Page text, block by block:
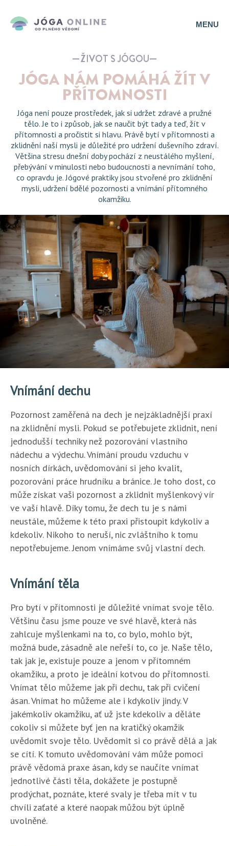
MENU
ŽIVOT S JÓGOU
JÓGA NÁM POMÁHÁ ŽÍT V
PŘÍTOMNOSTI
Jóga není pouze prostředek, jak si udržet zdravé a pružné
tělo. Je to i způsob, jak se naučit být tady a teď, žít v
přítomnosti a pročistit si hlavu. Právě bytí v přítomnosti a
zklidnění naší mysli je důležité pro udržení duševního zdraví.
Většina stresu dnešní doby pochází z neustálého myšlení,
přebývání v minulosti nebo budoucnosti a nevnímání toho,
co opravdu je. Jógové praktiky jsou stvořené pro zklidnění
mysli, udržení bdělé pozornosti a vnímání přítomného
okamžiku.
Vnímání dechu
Pozornost zaměřená na dech je nejzákladnější praxí
na zklidnění mysli. Pokud se potřebujete zklidnit, není
jednodušší techniky než pozorování vlastního
nádechu a výdechu. Vnímání proudu vzduchu v
nosních dírkách, uvědomování si jeho kvalit,
pozorování práce hrudníku a bránice. Je toho dost, co
může získat vaši pozornost a zklidnit myšlenkový vír
ve vaší hlavě. Díky tomu, že dech tu je s námi
neustále, můžeme k této praxi přistoupit kdykoliv a
kdekoliv. Nikoho to neruší, nic zvláštního k tomu
nepotřebujeme. Jenom vnímáme svůj vlastní dech.
Vnímání těla
Pro bytí v přítomnosti je důležité vnímat svoje tělo.
Většinu času jsme pouze ve své hlavě, která nás
zahlcuje myšlenkami na to, co bylo, mohlo být,
možná bude, zásadně ale neřeší to, co je. Naše tělo,
tak jak je, existuje pouze a jenom v přítomném
okamžiku, a proto je ideální kotvou do přítomnosti.
Vnímat tělo můžeme jak při dechu, tak při cvičení
ásan. Vnímat ho můžeme ale i kdykoliv jindy. V
jakémkoliv okamžiku, ať už jste kdekoliv a děláte
cokoliv si můžete byť jen na kratičký okamžik
uvědomit svoje tělo. Uvědomit si co právě dělá a jak
se cítí. K tomuto uvědomování vám může pomoci
právě vědomá praxe ásan, kdy se naučíte vnímat
jednotlivé části těla, dokážete je postupně
prodýchat, poznáte, které svaly je třeba mít v tu
chvíli zaťaté a které naopak můžou být úplně
uvolněné.